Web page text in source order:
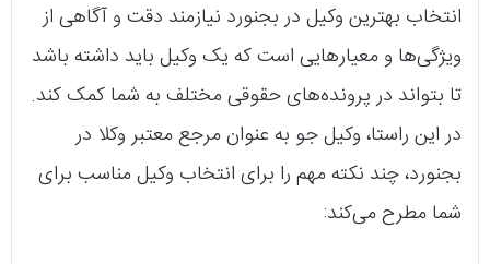
انتخاب بهترین وکیل در بجنورد نیازمند دقت و آگاهی از
ویژگی‌ها و معیارهایی است که یک وکیل باید داشته باشد
تا بتواند در پرونده‌های حقوقی مختلف به شما کمک کند.
در این راستا، وکیل جو به عنوان مرجع معتبر وکلا در
بجنورد، چند نکته مهم را برای انتخاب وکیل مناسب برای
شما مطرح می‌کند: